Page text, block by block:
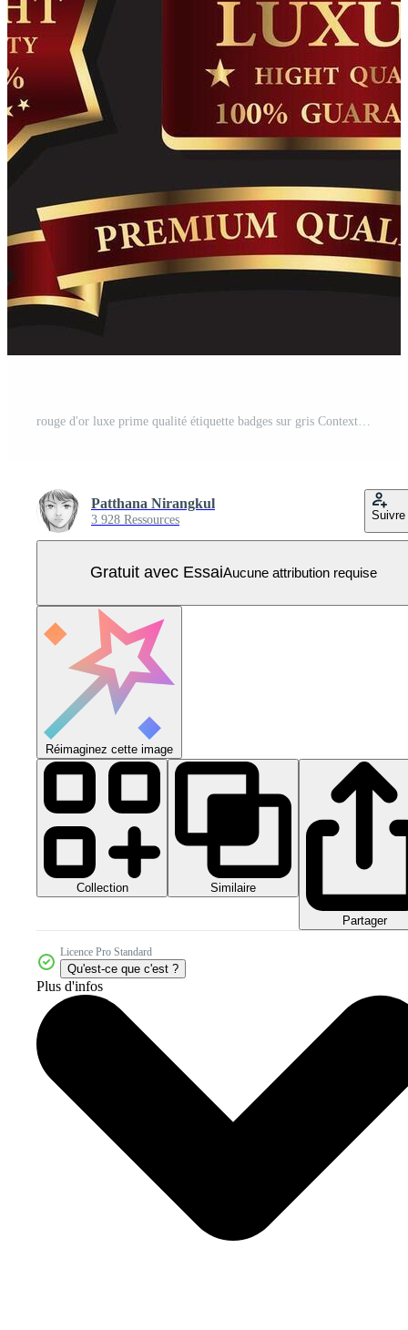
Patthana Nirangkul
3 928 Ressources Suivre
Gratuit avec EssaiAucune attribution requise
Réimaginez cette image
Collection Similaire
Partager
Licence Pro Standard
Qu'est-ce que c'est ?
Plus d'infos